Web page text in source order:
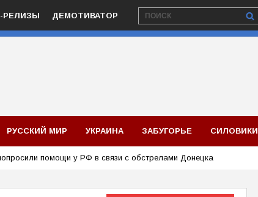
РЕЛИЗЫ ДЕМОТИВАТОР
РУССКИЙ МИР УКРАИНА ЗАБУГОРЬЕ СИЛОВИКИ
помощи у РФ в связи с обстрелами Донецка